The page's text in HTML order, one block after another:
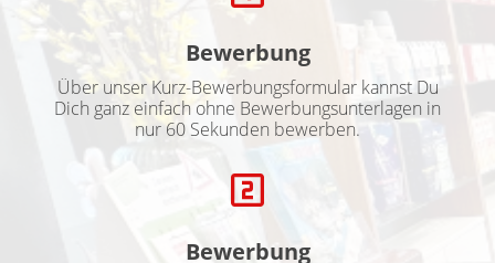
Bewerbung
Über unser Kurz-Bewerbungsformular kannst Du
Dich ganz einfach ohne Bewerbungsunterlagen in
nur 60 Sekunden bewerben.
Bewerbung